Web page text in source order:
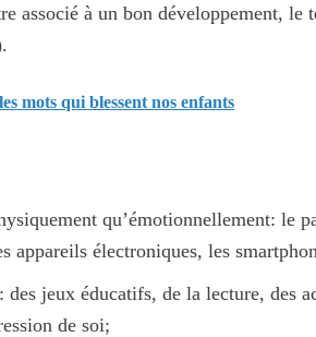
associé à un bon développement, le
mots qui blessent nos enfants
qu’émotionnellement: le
appareils électroniques, les
: des jeux éducatifs, de la lecture, des
de soi;